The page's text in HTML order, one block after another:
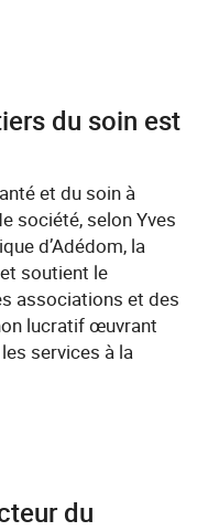
du soin est
et du soin à
société, selon Yves
d’Adédom, la
soutient le
associations et des
lucratif œuvrant
services à la
du